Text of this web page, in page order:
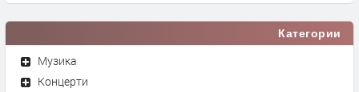
Категории
Музика
Концерти